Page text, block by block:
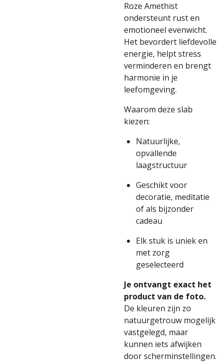
Roze Amethist
ondersteunt rust en
emotioneel evenwicht.
Het bevordert liefdevolle
energie, helpt stress
verminderen en brengt
harmonie in je
leefomgeving.
Waarom deze slab
kiezen:
Natuurlijke,
opvallende
laagstructuur
Geschikt voor
decoratie, meditatie
of als bijzonder
cadeau
Elk stuk is uniek en
met zorg
geselecteerd
Je ontvangt exact het
product van de foto.
De kleuren zijn zo
natuurgetrouw mogelijk
vastgelegd, maar
kunnen iets afwijken
door scherminstellingen.